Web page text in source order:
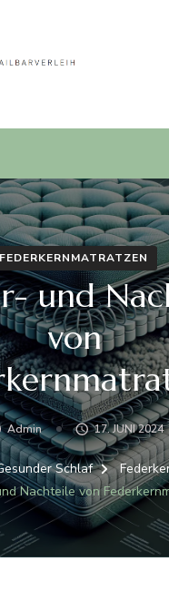
FEDERKERNMATRATZEN
und
von
Admin 17. JUNI 2024
Schlaf
Nachteile von